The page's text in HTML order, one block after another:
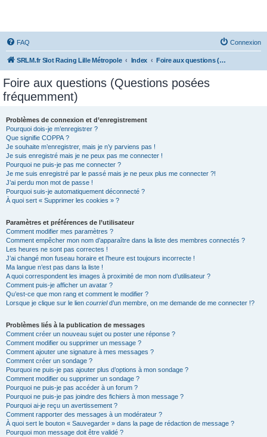
FAQ Connexion
SRLM.fr Slot Racing Lille Métropole Index Foire aux questions (Questions posées fréquemment)
Foire aux questions (Questions posées
fréquemment)
Problèmes de connexion et d’enregistrement
Pourquoi dois-je m’enregistrer ?
Que signifie COPPA ?
Je souhaite m’enregistrer, mais je n’y parviens pas !
Je suis enregistré mais je ne peux pas me connecter !
Pourquoi ne puis-je pas me connecter ?
Je me suis enregistré par le passé mais je ne peux plus me connecter ?!
J’ai perdu mon mot de passe !
Pourquoi suis-je automatiquement déconnecté ?
À quoi sert « Supprimer les cookies » ?
Paramètres et préférences de l’utilisateur
Comment modifier mes paramètres ?
Comment empêcher mon nom d’apparaître dans la liste des membres connectés ?
Les heures ne sont pas correctes !
J’ai changé mon fuseau horaire et l’heure est toujours incorrecte !
Ma langue n’est pas dans la liste !
A quoi correspondent les images à proximité de mon nom d’utilisateur ?
Comment puis-je afficher un avatar ?
Qu’est-ce que mon rang et comment le modifier ?
Lorsque je clique sur le lien courrield’un membre, on me demande de me connecter !?
Problèmes liés à la publication de messages
Comment créer un nouveau sujet ou poster une réponse ?
Comment modifier ou supprimer un message ?
Comment ajouter une signature à mes messages ?
Comment créer un sondage ?
Pourquoi ne puis-je pas ajouter plus d’options à mon sondage ?
Comment modifier ou supprimer un sondage ?
Pourquoi ne puis-je pas accéder à un forum ?
Pourquoi ne puis-je pas joindre des fichiers à mon message ?
Pourquoi ai-je reçu un avertissement ?
Comment rapporter des messages à un modérateur ?
À quoi sert le bouton « Sauvegarder » dans la page de rédaction de message ?
Pourquoi mon message doit être validé ?